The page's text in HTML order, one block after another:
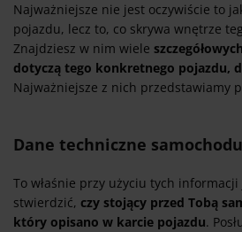
Najważniejsze nie jest oczywiście to
pojazdu, lecz to, co skrywa wnętrze
Znajdziesz w nim wiele
dotyczą tego konkretnego pojazdu,
Najważniejsze z nich przedstawiamy
Dane techniczne samochodu
To właśnie przy użyciu tych
stwierdzić, czy stojący przed Tobą
który opisano w karcie pojazdu.